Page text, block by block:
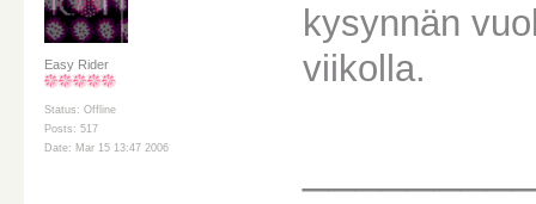
Easy Rider
Status: Offline
Posts: 517
Date: Mar 15 13:47 2006
kysynnän
viikolla.